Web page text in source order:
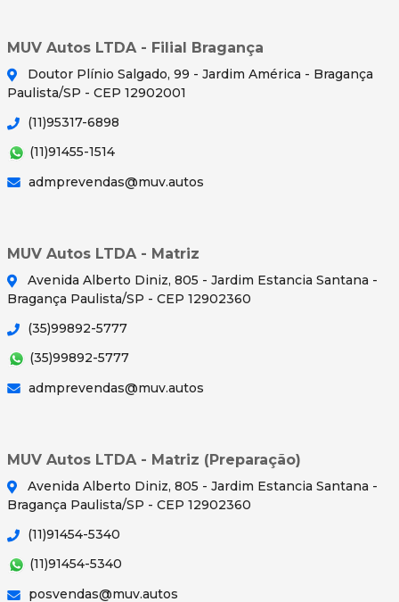
MUV Autos LTDA - Filial Bragança
Doutor Plínio Salgado, 99 - Jardim América - Bragança
Paulista/SP - CEP 12902001
(11)95317-6898
(11)91455-1514
admprevendas@muv.autos
MUV Autos LTDA - Matriz
Avenida Alberto Diniz, 805 - Jardim Estancia Santana -
Bragança Paulista/SP - CEP 12902360
(35)99892-5777
(35)99892-5777
admprevendas@muv.autos
MUV Autos LTDA - Matriz (Preparação)
Avenida Alberto Diniz, 805 - Jardim Estancia Santana -
Bragança Paulista/SP - CEP 12902360
(11)91454-5340
(11)91454-5340
posvendas@muv.autos